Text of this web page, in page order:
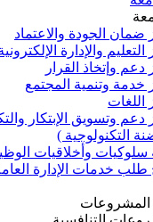
ضمان الجودة والاعتماد
والإدارة
وإتخاذ القرار
خدمة وتنمية المجتمع
اللغات
دعم وتسويق الإبتكار
التكنولوجية )
سلوكيات وأخلاقيات
طلب خدمات الإدارة
المشروعات